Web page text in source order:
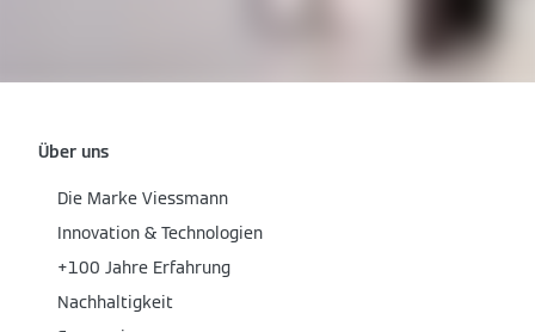
Über uns
Die Marke Viessmann
Innovation & Technologien
+100 Jahre Erfahrung
Nachhaltigkeit